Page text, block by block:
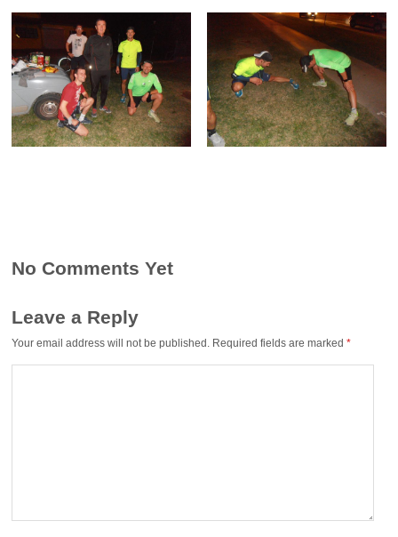
No Comments Yet
Leave a Reply
Your email address will not be published. Required fields are marked*